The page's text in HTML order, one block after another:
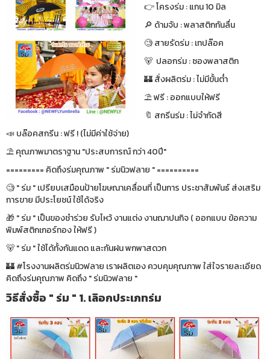
👉 โครงร่ม : แกน 10 มิล
🔎 ด้ามจับ : พลาสติกกันลื่น
🧐 สายรัดร่ม : เทปล๊อค
🐻 ปลอกร่ม : ซองพลาสติก
🏰 สั่งผลิตร่ม : ไม่มีขั้นต่ำ
⛱ ฟรี : ออกแบบให้ฟรี
🔖 สกรีนร่ม : ไม่จำกัดสี
📣 บล๊อคสกรีน : ฟรี ! (ไม่มีค่าใช้จ่าย)
⛱ คุณภาพมาตราฐาน "ประสบการณ์ กว่า 40ปี"
========= คิดถึงร่มคุณภาพ " ร่มนิวฟลาย " ==========
🧐 " ร่ม " เปรียบเสมือนป้ายโฆษณาเคลื่อนที่ เป็นการ ประชาสัมพันธ์ ส่งเสริม
การขาย มีประโยชน์ ใช้ได้จริง
🎁 " ร่ม " เป็นของชำร่วย รับไหว้ งานแต่ง งานฌาปนกิจ ( ออกแบบ ข้อความ
พิมพ์สติกเกอร์ทอง ให้ฟรี )
🐻 " ร่ม " ใช้ได้ทั้งกันแดด และกันฝน พกพาสดวก
🏰 #โรงงานผลิตร่มนิวฟลาย เราผลิตเอง ควบคุมคุณภาพ ใส่ใจรายละเอียด
คิดถึงร่มคุณภาพ คิดถึง " ร่มนิวฟลาย "
วิธีสั่งซื้อ " ร่ม " 1. เลิอกประเภทร่ม